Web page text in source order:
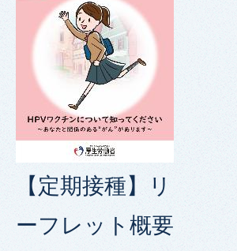
【定期接種】リ
ーフレット概要